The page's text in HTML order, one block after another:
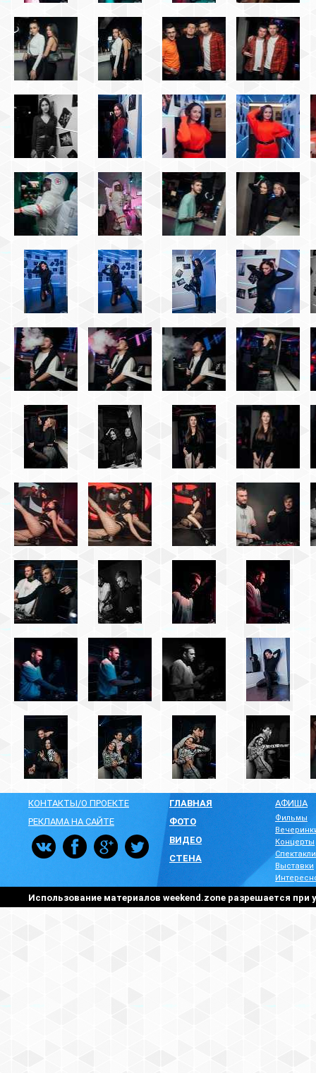
КОНТАКТЫ/О ПРОЕКТЕ
РЕКЛАМА НА САЙТЕ
ГЛАВНАЯ
ФОТО
ВИДЕО
СТЕНА
АФИША
Фильмы
Концерты
Спектакли
Выставки
Использование материалов weekend.zone разрешается